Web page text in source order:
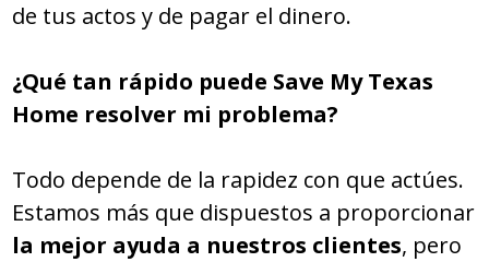
de tus actos y de pagar el dinero.
¿Qué tan rápido puede Save My Texas
Home resolver mi problema?
Todo depende de la rapidez con que actúes.
Estamos más que dispuestos a proporcionar
la mejor ayuda a nuestros clientes, pero